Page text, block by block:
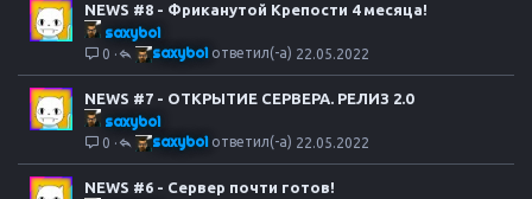
NEWS #8 - Фриканутой Крепости 4 месяца!
saxyboi
0 22.05.2022
saxyboi
NEWS #7 - ОТКРЫТИЕ СЕРВЕРА. РЕЛИЗ 2.0
saxyboi
0 22.05.2022
saxyboi
NEWS #6 - Сервер почти готов!